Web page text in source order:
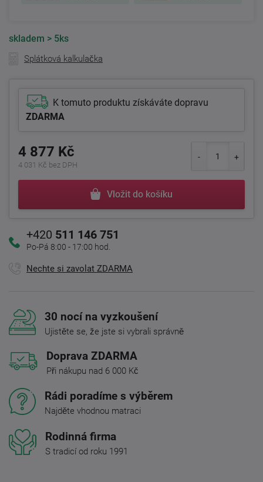
skladem > 5ks
Splátková kalkulačka
K tomuto produktu získáváte dopravu
ZDARMA
4 877 Kč
4 031 Kč bez DPH
Vložit do košíku
+420 511 146 751
Po-Pá 8:00 - 17:00 hod.
Nechte si zavolat ZDARMA
30 nocí na vyzkoušení
Ujistěte se, že jste si vybrali správně
Doprava ZDARMA
Při nákupu nad 6 000 Kč
Rádi poradíme s výběrem
Najděte vhodnou matraci
Rodinná firma
S tradicí od roku 1991